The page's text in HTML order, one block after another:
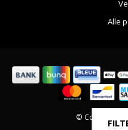
Alle
© Copyright